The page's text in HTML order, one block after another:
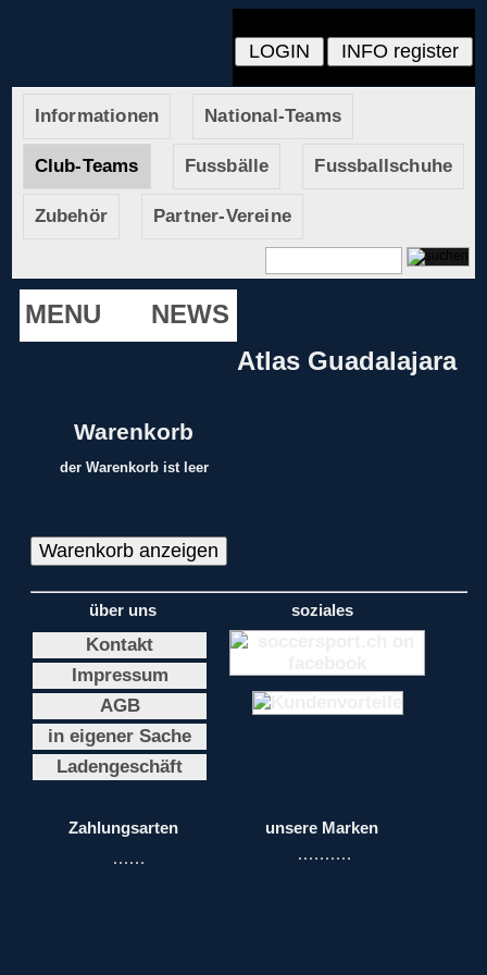
Informationen National-Teams
Club-Teams Fussbälle Fussballschuhe
Zubehör Partner-Vereine
MENU
NEWS
Atlas Guadalajara
Warenkorb
der Warenkorb ist leer
über uns
Kontakt
Impressum
AGB
in eigener Sache
Ladengeschäft
soziales
Zahlungsarten unsere Marken